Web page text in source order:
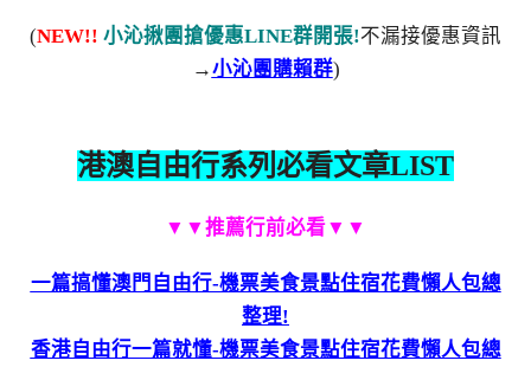
(NEW!! 小沁揪團搶優惠LINE群開張!不漏接優惠資訊
→小沁團購賴群)
港澳自由行系列必看文章LIST
▼▼推薦行前必看▼▼
一篇搞懂澳門自由行-機票美食景點住宿花費懶人包總
整理!
香港自由行一篇就懂-機票美食景點住宿花費懶人包總